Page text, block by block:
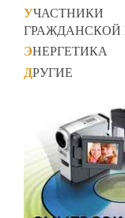
УЧАСТНИКИ
ЭНЕРГЕТИКА
ДРУГИЕ